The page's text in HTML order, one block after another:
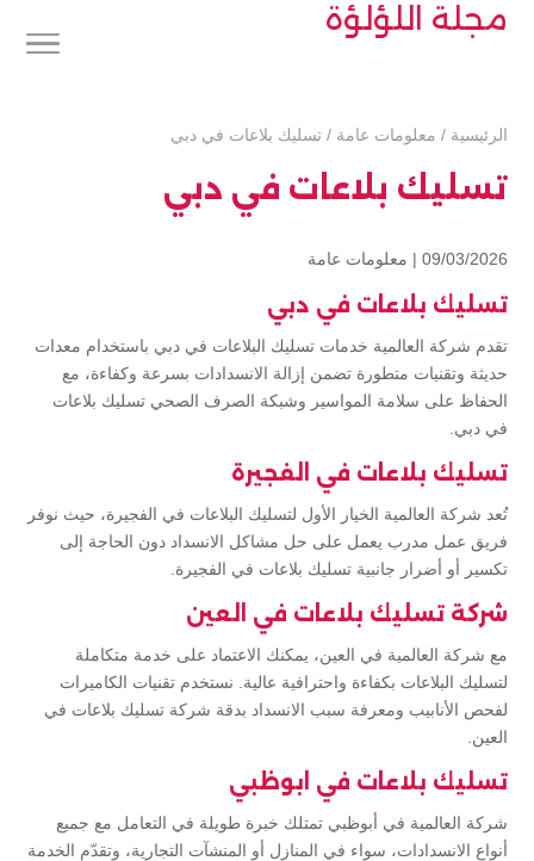
مجلة اللؤلؤة
الرئيسية / معلومات عامة / تسليك بلاعات في دبي
تسليك بلاعات في دبي
09/03/2026 | معلومات عامة
تسليك بلاعات في دبي
تقدم شركة العالمية خدمات تسليك البلاعات في دبي باستخدام معدات
حديثة وتقنيات متطورة تضمن إزالة الانسدادات بسرعة وكفاءة، مع
الحفاظ على سلامة المواسير وشبكة الصرف الصحي تسليك بلاعات
في دبي.
تسليك بلاعات في الفجيرة
تُعد شركة العالمية الخيار الأول لتسليك البلاعات في الفجيرة، حيث نوفر
فريق عمل مدرب يعمل على حل مشاكل الانسداد دون الحاجة إلى
تكسير أو أضرار جانبية تسليك بلاعات في الفجيرة.
شركة تسليك بلاعات في العين
مع شركة العالمية في العين، يمكنك الاعتماد على خدمة متكاملة
لتسليك البلاعات بكفاءة واحترافية عالية. نستخدم تقنيات الكاميرات
لفحص الأنابيب ومعرفة سبب الانسداد بدقة شركة تسليك بلاعات في
العين.
تسليك بلاعات في ابوظبي
شركة العالمية في أبوظبي تمتلك خبرة طويلة في التعامل مع جميع
أنواع الانسدادات، سواء في المنازل أو المنشآت التجارية، وتقدّم الخدمة